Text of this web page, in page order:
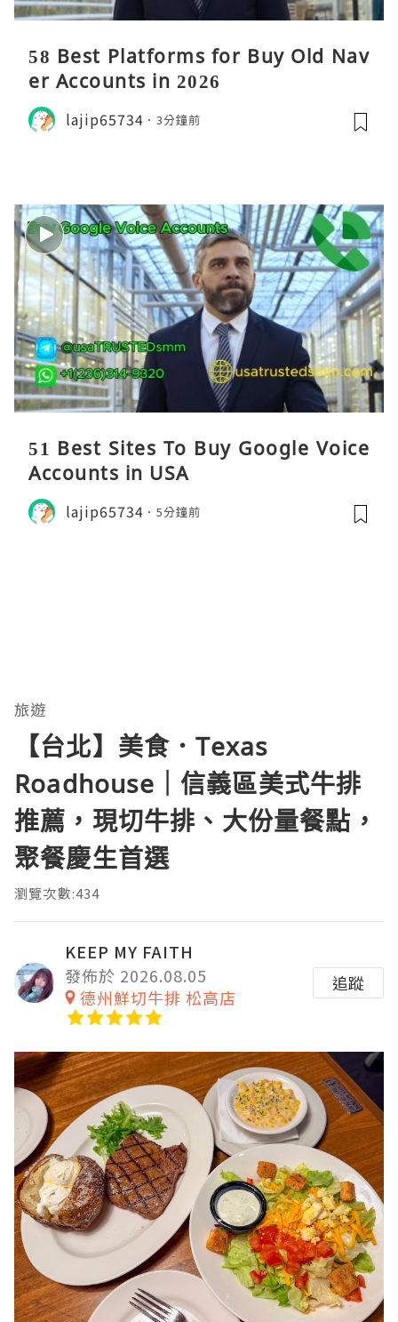
58 Best Platforms for Buy Old Nav
er Accounts in 2026
lajip65734 3分鐘前
51 Best Sites To Buy Google Voice
Accounts in USA
lajip65734 5分鐘前
旅遊
【台北】美食．Texas
Roadhouse｜信義區美式牛排
推薦，現切牛排、大份量餐點，
聚餐慶生首選
瀏覽次數:434
KEEP MY FAITH
發佈於 2026.08.05
德州鮮切牛排 松高店
追蹤